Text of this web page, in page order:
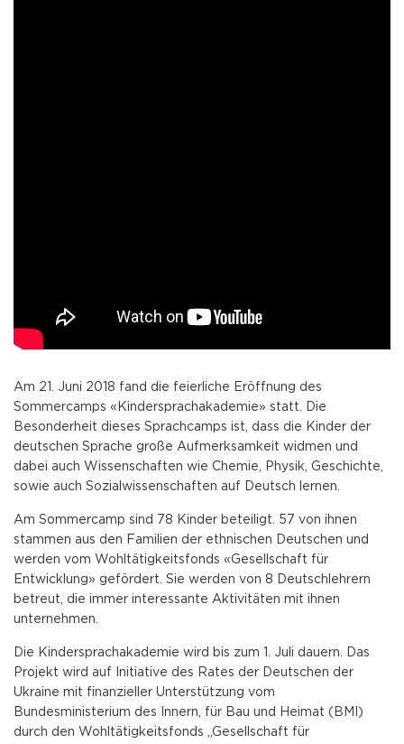
Am 21. Juni 2018 fand die feierliche Eröffnung des
Sommercamps «Kindersprachakademie» statt. Die
Besonderheit dieses Sprachcamps ist, dass die Kinder der
deutschen Sprache große Aufmerksamkeit widmen und
dabei auch Wissenschaften wie Chemie, Physik, Geschichte,
sowie auch Sozialwissenschaften auf Deutsch lernen.
Am Sommercamp sind 78 Kinder beteiligt. 57 von ihnen
stammen aus den Familien der ethnischen Deutschen und
werden vom Wohltätigkeitsfonds «Gesellschaft für
Entwicklung» gefördert. Sie werden von 8 Deutschlehrern
betreut, die immer interessante Aktivitäten mit ihnen
unternehmen.
Die Kindersprachakademie wird bis zum 1. Juli dauern. Das
Projekt wird auf Initiative des Rates der Deutschen der
Ukraine mit finanzieller Unterstützung vom
Bundesministerium des Innern, für Bau und Heimat (BMI)
durch den Wohltätigkeitsfonds „Gesellschaft für